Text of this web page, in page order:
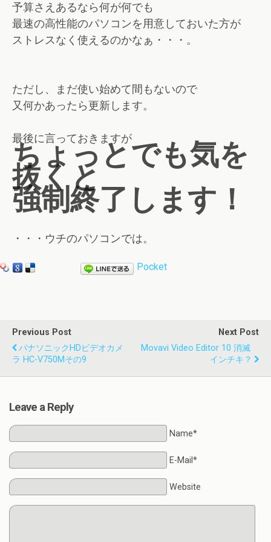
予算さえあるなら何が何でも
最速の高性能のパソコンを用意しておいた方が
ストレスなく使えるのかなぁ・・・。
ただし、まだ使い始めて間もないので
又何かあったら更新します。
最後に言っておきますが
ちょっとでも気を
抜くと
強制終了します！
・・・ウチのパソコンでは。
Pocket
Previous Post
パナソニックHDビデオカメ
ラ HC-V750Mその9
Next Post
Movavi Video Editor 10 消滅
インチキ？
Leave a Reply
Name*
E-Mail*
Website